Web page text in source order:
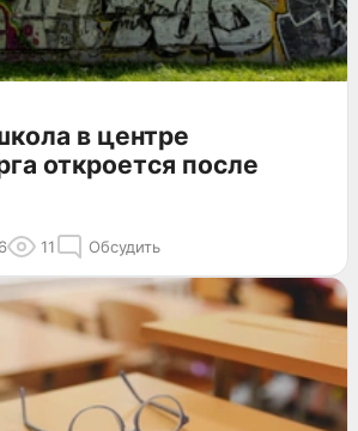
в центре
откроется после
11 Обсудить